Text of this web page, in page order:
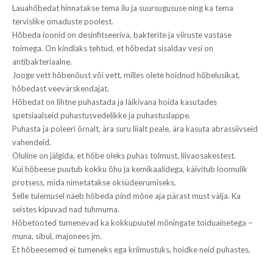
Lauahõbedat hinnatakse tema ilu ja suursugususe ning ka tema
tervislike omaduste poolest.
Hõbeda ioonid on desinfitseeriva, bakterite ja viiruste vastase
toimega. On kindlaks tehtud, et hõbedat sisaldav vesi on
antibakteriaalne.
Jooge vett hõbenõust või vett, milles olete hoidnud hõbelusikat,
hõbedast veevärskendajat.
Hõbedat on lihtne puhastada ja läikivana hoida kasutades
spetsiaalseid puhastusvedelikke ja puhastuslappe.
Puhasta ja poleeri õrnalt, ära suru liialt peale, ära kasuta abrassiivseid
vahendeid.
Oluline on jälgida, et hõbe oleks puhas tolmust, liivaosakestest.
Kui hõbeese puutub kokku õhu ja kemikaalidega, käivitub loomulik
protsess, mida nimetatakse oksüdeerumiseks.
Selle tulemusel näeb hõbeda pind mõne aja pärast must välja. Ka
seistes kipuvad nad tuhmuma.
Hõbetooted tumenevad ka kokkupuutel mõningate toiduainetega –
muna, sibul, majonees jm.
Et hõbeesemed ei tumeneks ega kriimustuks, hoidke neid puhastes,